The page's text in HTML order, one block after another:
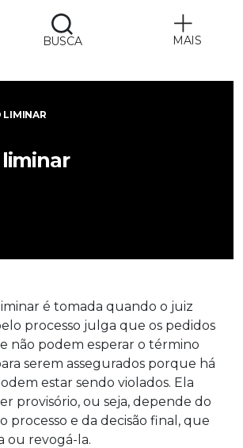
BUSCA MAIS
LIMINAR
liminar
é tomada quando o juiz
processo julga que os pedidos
não podem esperar o término
serem assegurados porque há
estar sendo violados. Ela
provisório, ou seja, depende do
processo e da decisão final, que
ou revogá-la.